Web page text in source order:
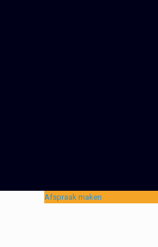
Afspraak maken